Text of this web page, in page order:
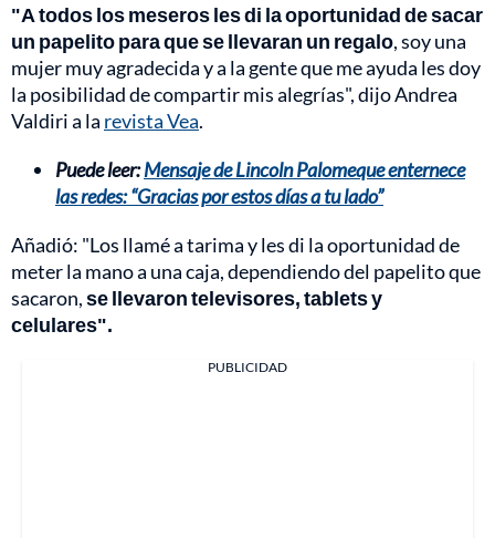
"A todos los meseros les di la oportunidad de sacar
un papelito para que se llevaran un regalo, soy una
mujer muy agradecida y a la gente que me ayuda les doy
la posibilidad de compartir mis alegrías", dijo Andrea
Valdiri a la revista Vea.
Puede leer:Mensaje de Lincoln Palomeque enternece
las redes: “Gracias por estos días a tu lado”
Añadió: "Los llamé a tarima y les di la oportunidad de
meter la mano a una caja, dependiendo del papelito que
sacaron,se llevaron televisores, tablets y
celulares".
PUBLICIDAD